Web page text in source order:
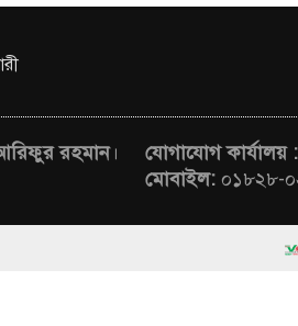
রহমান। যোগাযোগ কার্যালয় :
মোবাইল: ০১৮২৮-
of Bangladesh | Theme